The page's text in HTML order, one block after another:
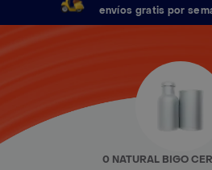
envíos gratis por
0 NATURAL BIGO